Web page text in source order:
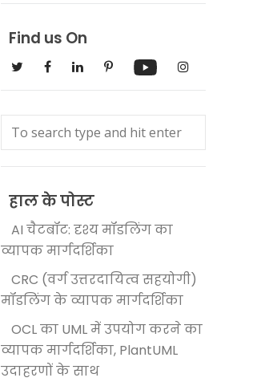
Find us On
हाल के पोस्ट
AI चैटबॉट: दृश्य मॉडलिंग का
व्यापक मार्गदर्शिका
CRC (वर्ग उत्तरदायित्व सहयोगी)
मॉडलिंग के व्यापक मार्गदर्शिका
OCL का UML में उपयोग करने का
व्यापक मार्गदर्शिका, PlantUML
उदाहरणों के साथ